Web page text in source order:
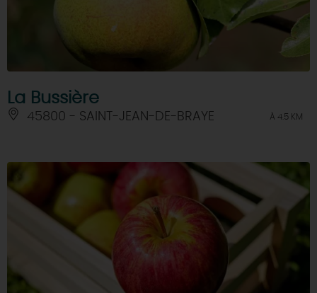
La Bussière
45800 - SAINT-JEAN-DE-BRAYE À 4.5 KM